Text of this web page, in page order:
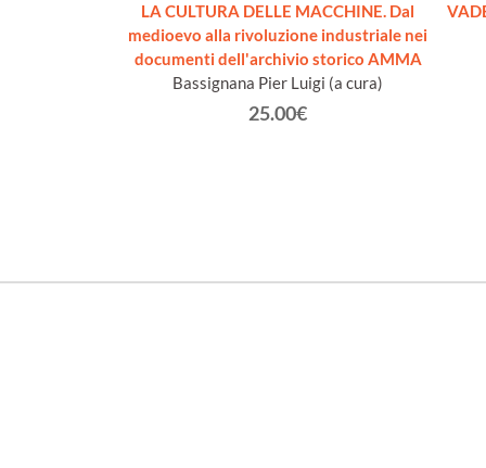
LA CULTURA DELLE MACCHINE. Dal
medioevo alla rivoluzione industriale nei
documenti dell'archivio storico AMMA
Bassignana Pier Luigi (a cura)
25.00€